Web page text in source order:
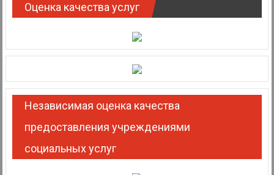
Оценка качества услуг
Независимая оценка качества
предоставления учреждениями
социальных услуг